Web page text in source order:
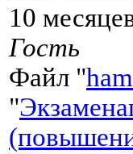
10
Гость
Файл "
"